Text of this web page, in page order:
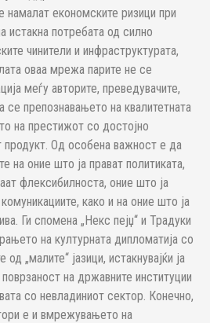
намалат економските ризици при
истакна потребата од силно
чинители и инфраструктурата,
оваа мрежа парите не се
меѓу авторите, преведувачите,
се препознавањето на квалитетната
на престижот со достојно
Од особена важност е да
на оние што ја прават политиката,
флексибилноста, оние што ја
како и на оние што ја
Ги спомена „Некс пејџ“ и Традуки
на културната дипломатија со
„малите“ јазици, истакнувајќи ја
поврзаност на државните институции
со невладиниот сектор. Конечно,
е и вмрежувањето на